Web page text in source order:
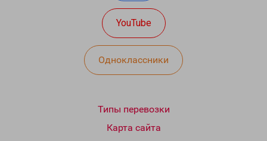
YouTube
Одноклассники
Типы перевозки
Карта сайта